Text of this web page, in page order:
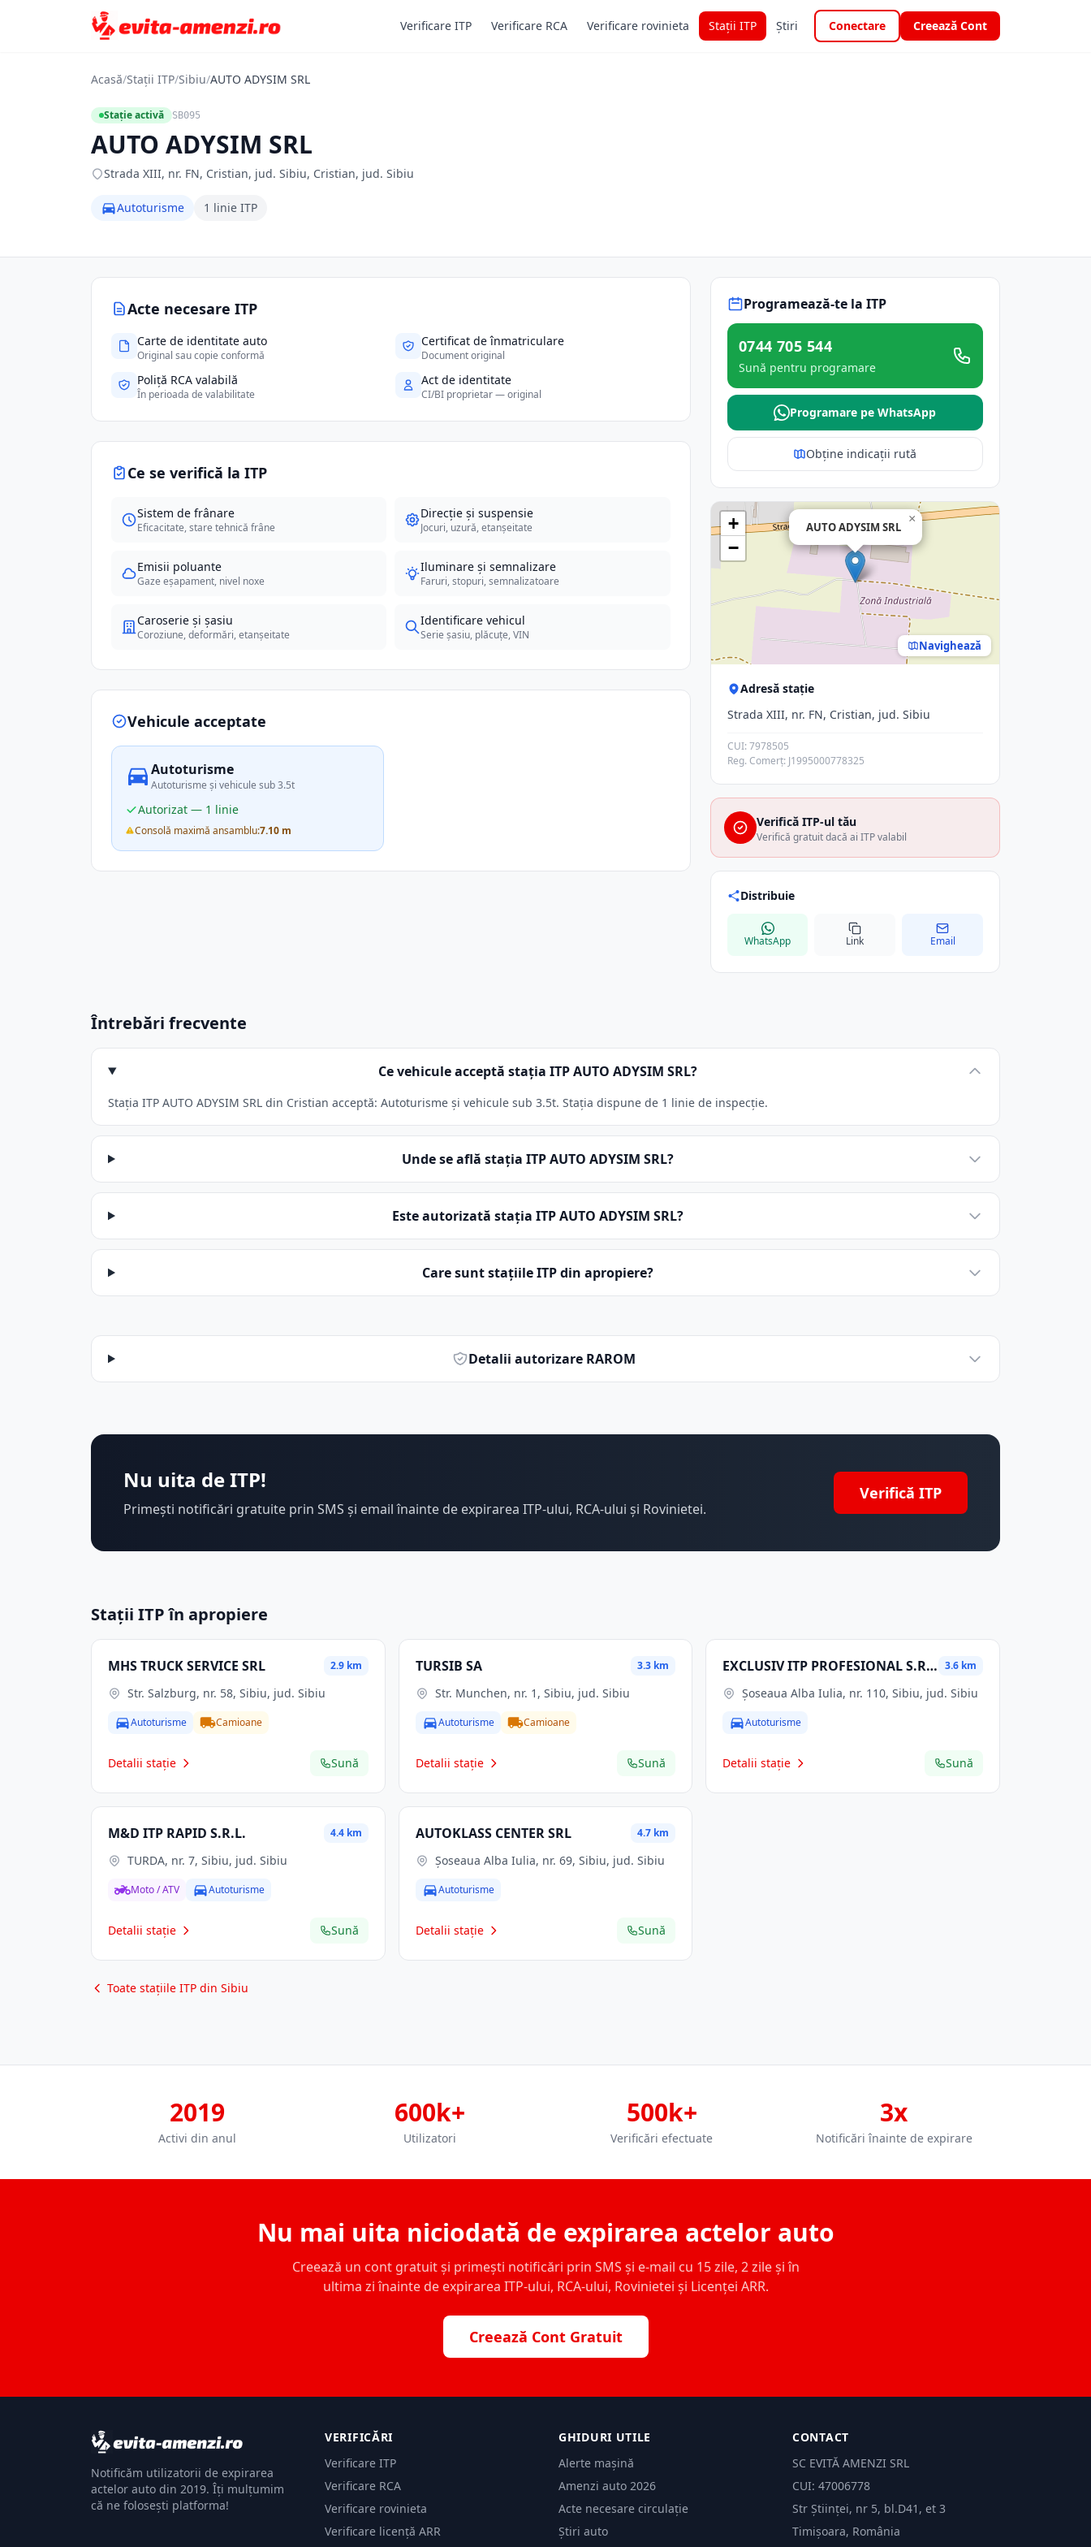
Verificare ITP Verificare RCA Verificare rovinieta Stații ITP Știri Conectare Creează Cont
Acasă/Stații ITP/Sibiu/AUTO ADYSIM SRL
Stație activă SB095
AUTO ADYSIM SRL
Strada XIII, nr. FN, Cristian, jud. Sibiu, Cristian, jud. Sibiu
Autoturisme 1 linie ITP
Acte necesare ITP
Carte de identitate auto
Original sau copie conformă
Certificat de înmatriculare
Document original
Poliță RCA valabilă
În perioada de valabilitate
Act de identitate
CI/BI proprietar — original
Ce se verifică la ITP
Sistem de frânare
Eficacitate, stare tehnică frâne
Direcție și suspensie
Jocuri, uzură, etanșeitate
Emisii poluante
Gaze eșapament, nivel noxe
Iluminare și semnalizare
Faruri, stopuri, semnalizatoare
Caroserie și șasiu
Coroziune, deformări, etanșeitate
Identificare vehicul
Serie șasiu, plăcuțe, VIN
Vehicule acceptate
Autoturisme
Autoturisme și vehicule sub 3.5t
Autorizat — 1 linie
Consolă maximă ansamblu:7.10 m
Programează-te la ITP
0744 705 544
Sună pentru programare
Programare pe WhatsApp
Obține indicații rută
AUTO ADYSIM SRL
×
+
−
Navighează
Adresă stație
Strada XIII, nr. FN, Cristian, jud. Sibiu
CUI: 7978505
Reg. Comerț: J1995000778325
Verifică ITP-ul tău
Verifică gratuit dacă ai ITP valabil
Distribuie
WhatsApp Link Email
Întrebări frecvente
Ce vehicule acceptă stația ITP AUTO ADYSIM SRL?
Stația ITP AUTO ADYSIM SRL din Cristian acceptă: Autoturisme și vehicule sub 3.5t. Stația dispune de 1 linie de inspecție.
Unde se află stația ITP AUTO ADYSIM SRL?
Este autorizată stația ITP AUTO ADYSIM SRL?
Care sunt stațiile ITP din apropiere?
Detalii autorizare RAROM
Nu uita de ITP!
Primești notificări gratuite prin SMS și email înainte de expirarea ITP-ului, RCA-ului și Rovinietei.
Verifică ITP
Stații ITP în apropiere
MHS TRUCK SERVICE SRL 2.9 km
Str. Salzburg, nr. 58, Sibiu, jud. Sibiu
Autoturisme Camioane
Detalii stație Sună
TURSIB SA 3.3 km
Str. Munchen, nr. 1, Sibiu, jud. Sibiu
Autoturisme Camioane
Detalii stație Sună
EXCLUSIV ITP PROFESIONAL S.R.L. 3.6 km
Șoseaua Alba Iulia, nr. 110, Sibiu, jud. Sibiu
Autoturisme
Detalii stație Sună
M&D ITP RAPID S.R.L. 4.4 km
TURDA, nr. 7, Sibiu, jud. Sibiu
Moto / ATV Autoturisme
Detalii stație Sună
AUTOKLASS CENTER SRL 4.7 km
Șoseaua Alba Iulia, nr. 69, Sibiu, jud. Sibiu
Autoturisme
Detalii stație Sună
Toate stațiile ITP din Sibiu
2019
Activi din anul
600k+
Utilizatori
500k+
Verificări efectuate
3x
Notificări înainte de expirare
Nu mai uita niciodată de expirarea actelor auto
Creează un cont gratuit și primești notificări prin SMS și e-mail cu 15 zile, 2 zile și în
ultima zi înainte de expirarea ITP-ului, RCA-ului, Rovinietei și Licenței ARR.
Creează Cont Gratuit
Notificăm utilizatorii de expirarea
actelor auto din 2019. Îți mulțumim
că ne folosești platforma!
VERIFICĂRI
Verificare ITP
Verificare RCA
Verificare rovinieta
Verificare licență ARR
GHIDURI UTILE
Alerte mașină
Amenzi auto 2026
Acte necesare circulație
Știri auto
CONTACT
SC EVITĂ AMENZI SRL
CUI: 47006778
Str Științei, nr 5, bl.D41, et 3
Timișoara, România